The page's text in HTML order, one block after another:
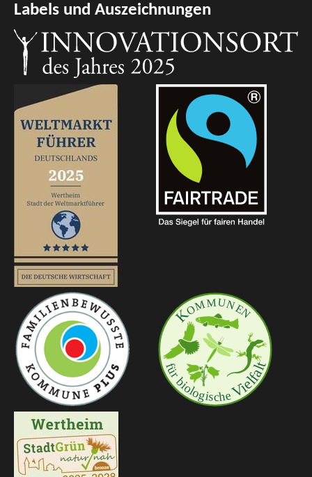
Labels und Auszeichnungen